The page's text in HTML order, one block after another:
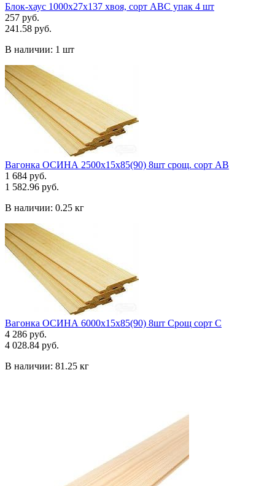
Блок-хаус 1000х27х137 хвоя, сорт АВС упак 4 шт
257 руб.
241.58 руб.
В наличии: 1 шт
Вагонка ОСИНА 2500х15х85(90) 8шт срощ. сорт АВ
1 684 руб.
1 582.96 руб.
В наличии: 0.25 кг
Вагонка ОСИНА 6000х15х85(90) 8шт Срощ сорт С
4 286 руб.
4 028.84 руб.
В наличии: 81.25 кг